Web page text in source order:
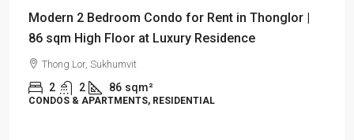
Modern 2 Bedroom Condo for Rent in Thonglor |
86 sqm High Floor at Luxury Residence
Thong Lor, Sukhumvit
2 2 86 sqm²
CONDOS & APARTMENTS, RESIDENTIAL